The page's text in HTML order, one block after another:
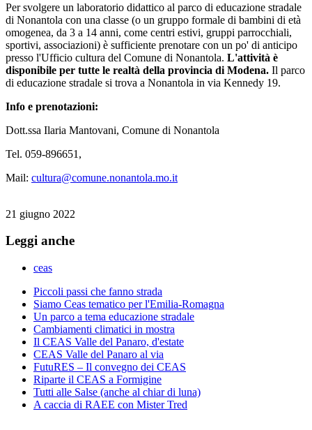
Per svolgere un laboratorio didattico al parco di educazione stradale
di Nonantola con una classe (o un gruppo formale di bambini di età
omogenea, da 3 a 14 anni, come centri estivi, gruppi parrocchiali,
sportivi, associazioni) è sufficiente prenotare con un po' di anticipo
presso l'Ufficio cultura del Comune di Nonantola. L'attività è
disponibile per tutte le realtà della provincia di Modena. Il parco
di educazione stradale si trova a Nonantola in via Kennedy 19.
Info e prenotazioni:
Dott.ssa Ilaria Mantovani, Comune di Nonantola
Tel. 059-896651,
Mail: cultura@comune.nonantola.mo.it
21 giugno 2022
Leggi anche
ceas
Piccoli passi che fanno strada
Siamo Ceas tematico per l'Emilia-Romagna
Un parco a tema educazione stradale
Cambiamenti climatici in mostra
Il CEAS Valle del Panaro, d'estate
CEAS Valle del Panaro al via
FutuRES – Il convegno dei CEAS
Riparte il CEAS a Formigine
Tutti alle Salse (anche al chiar di luna)
A caccia di RAEE con Mister Tred